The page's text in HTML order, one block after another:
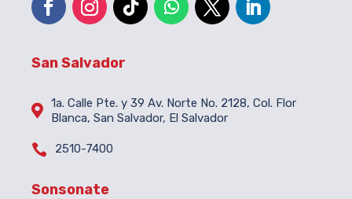
San Salvador
 1a. Calle Pte. y 39 Av. Norte No. 2128, Col. Flor
Blanca, San Salvador, El Salvador
 2510-7400
Sonsonate